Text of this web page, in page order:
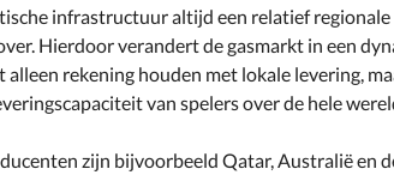
infrastructuur altijd een relatief
Hierdoor verandert de gasmarkt in een
alleen rekening houden met lokale levering,
van spelers over de hele
zijn bijvoorbeeld Qatar, Australië en